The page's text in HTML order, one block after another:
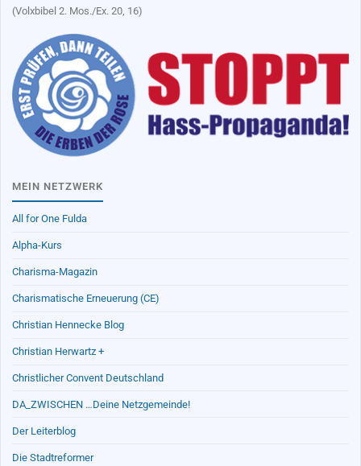
(Volxbibel 2. Mos./Ex. 20, 16)
MEIN NETZWERK
All for One Fulda
Alpha-Kurs
Charisma-Magazin
Charismatische Erneuerung (CE)
Christian Hennecke Blog
Christian Herwartz +
Christlicher Convent Deutschland
DA_ZWISCHEN …Deine Netzgemeinde!
Der Leiterblog
Die Stadtreformer